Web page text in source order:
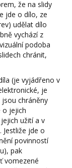
že na slidy
jde o dílo, ze
udělat dílo
vychází z
podoba
chránit,
(je vyjádřeno v
je
chráněny
o jejich
užití a v
jde o
povinností
pak
vomezené